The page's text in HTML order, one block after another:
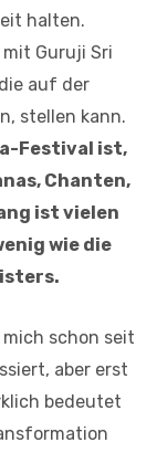
halten.
Guruji Sri
auf der
stellen kann.
Festival ist,
Chanten,
ist vielen
wie die
schon seit
aber erst
bedeutet